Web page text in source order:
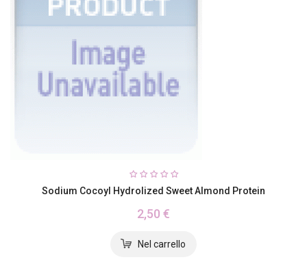
Sodium Cocoyl Hydrolized Sweet Almond Protein
2,50 €